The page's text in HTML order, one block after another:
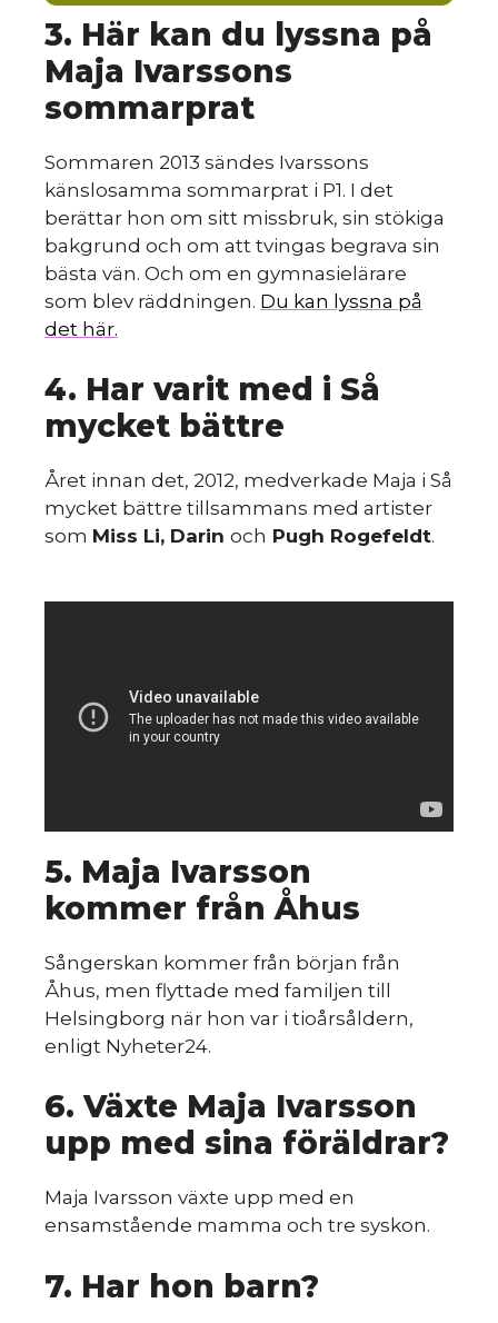
3. Här kan du lyssna på
Maja Ivarssons
sommarprat
Sommaren 2013 sändes Ivarssons
känslosamma sommarprat i P1. I det
berättar hon om sitt missbruk, sin stökiga
bakgrund och om att tvingas begrava sin
bästa vän. Och om en gymnasielärare
som blev räddningen. Du kan lyssna på
det här.
4. Har varit med i Så
mycket bättre
Året innan det, 2012, medverkade Maja i Så
mycket bättre tillsammans med artister
som Miss Li, Darin och Pugh Rogefeldt.
5. Maja Ivarsson
kommer från Åhus
Sångerskan kommer från början från
Åhus, men flyttade med familjen till
Helsingborg när hon var i tioårsåldern,
enligt Nyheter24.
6. Växte Maja Ivarsson
upp med sina föräldrar?
Maja Ivarsson växte upp med en
ensamstående mamma och tre syskon.
7. Har hon barn?